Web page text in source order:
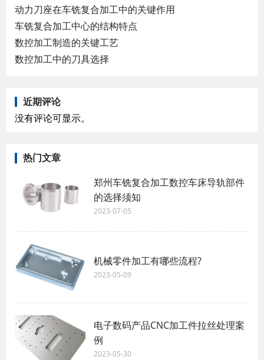
动力刀座在车铣复合加工中的关键作用
车铣复合加工中心的结构特点
数控加工制造的关键工艺
数控加工中的刀具选择
近期评论
没有评论可显示。
热门文章
郑州车铣复合加工数控车床导轨部件
的选择须知
2023-07-05
机械零件加工有哪些流程?
2023-05-09
电子数码产品CNC加工件拉丝处理案
例
2023-05-30